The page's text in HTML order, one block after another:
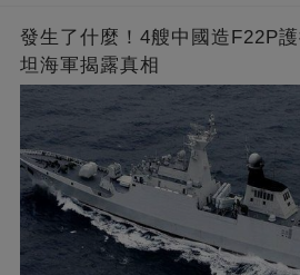
發生了什麼！4艘中國造F22P
坦海軍揭露真相